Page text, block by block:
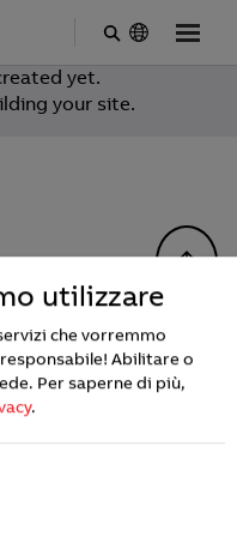
utilizzare
che vorremmo
Abilitare o
Per saperne di più,
.
yet.
your site.